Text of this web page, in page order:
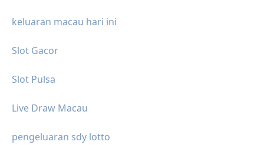
keluaran macau hari ini
Slot Gacor
Slot Pulsa
Live Draw Macau
pengeluaran sdy lotto